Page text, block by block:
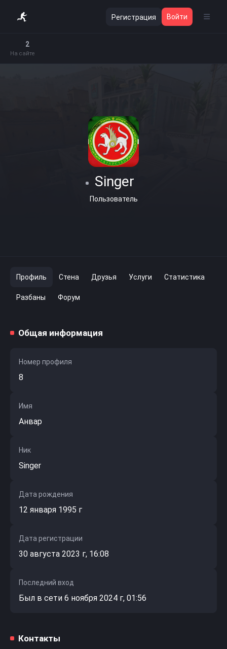
Регистрация Войти
2
На сайте
Singer
Пользователь
Профиль Стена Друзья Услуги Статистика
Разбаны Форум
Общая информация
Номер профиля
8
Имя
Анвар
Ник
Singer
Дата рождения
12 января 1995 г
Дата регистрации
30 августа 2023 г, 16:08
Последний вход
Был в сети 6 ноября 2024 г, 01:56
Контакты